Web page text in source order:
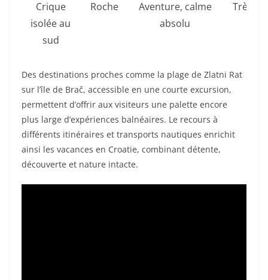
Crique
isolée au
sud
Roche
Aventure, calme
absolu
Très
Des destinations proches comme la plage de Zlatni Rat
sur l’île de Brač, accessible en une courte excursion,
permettent d’offrir aux visiteurs une palette encore
plus large d’expériences balnéaires. Le recours à
différents itinéraires et transports nautiques enrichit
ainsi les vacances en Croatie, combinant détente,
découverte et nature intacte.